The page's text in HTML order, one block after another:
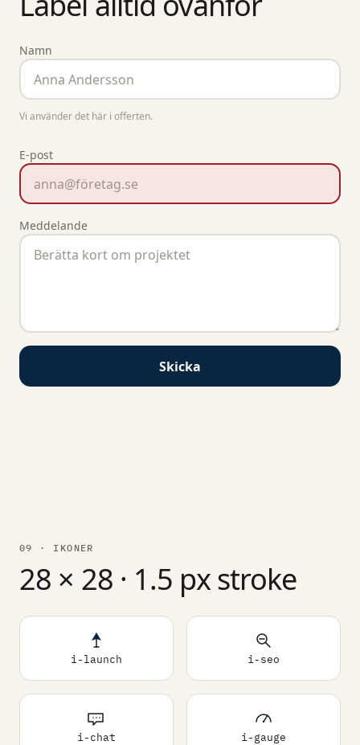
Namn
Vi använder det här i offerten.
E-post
Meddelande
Skicka
09 · IKONER
28 × 28 · 1.5 px stroke
i-launch i-seo
i-chat i-gauge